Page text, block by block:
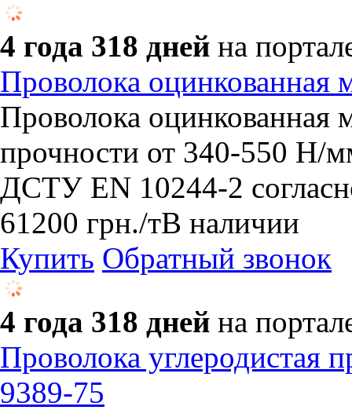
4 года 318 дней на
​Проволока
​Проволока оцинкованная
прочности от 340-550 Н/
ДСТУ EN 10244-2
61200 грн./тВ наличии
Купить Обратный звонок
4 года 318 дней на
Проволока углеродистая
9389-75